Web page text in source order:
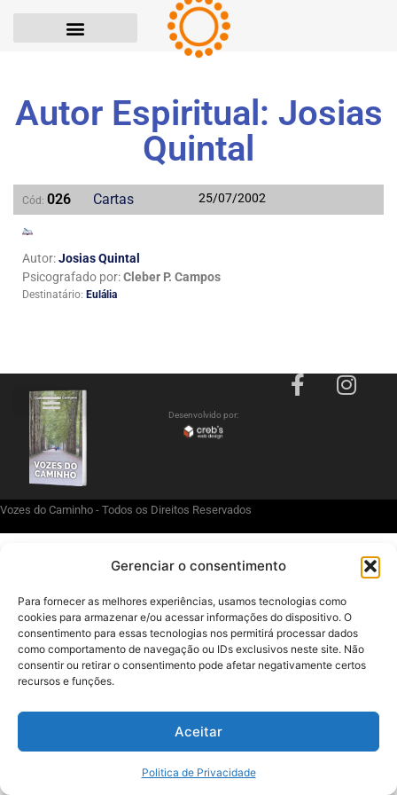
Gerenciar o consentimento
Para fornecer as melhores experiências, usamos tecnologias como
cookies para armazenar e/ou acessar informações do dispositivo. O
consentimento para essas tecnologias nos permitirá processar dados
como comportamento de navegação ou IDs exclusivos neste site. Não
consentir ou retirar o consentimento pode afetar negativamente certos
recursos e funções.
Aceitar
Politica de Privacidade
Autor Espiritual: Josias
Quintal
Cód: 026 Cartas 25/07/2002
Autor:Josias Quintal
Psicografado por:Cleber P. Campos
Destinatário: Eulália
Desenvolvido por:
Vozes do Caminho - Todos os Direitos Reservados